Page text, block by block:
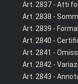
Art. 2837 - Atti
Art. 2838 -
Art. 2839 -
Art. 2840 -
Art. 2841 -
Art. 2842 -
Art. 2843 -